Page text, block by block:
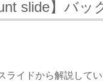
slide】バ
イドから解説してい